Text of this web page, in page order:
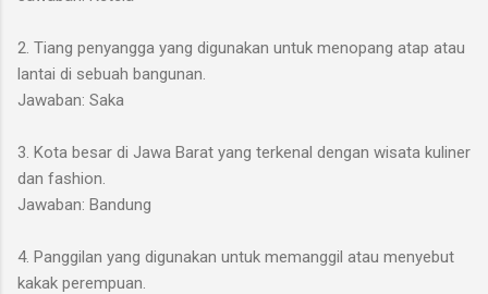
2. Tiang penyangga yang digunakan untuk menopang atap atau
lantai di sebuah bangunan.
Jawaban: Saka
3. Kota besar di Jawa Barat yang terkenal dengan wisata kuliner
dan fashion.
Jawaban: Bandung
4. Panggilan yang digunakan untuk memanggil atau menyebut
kakak perempuan.